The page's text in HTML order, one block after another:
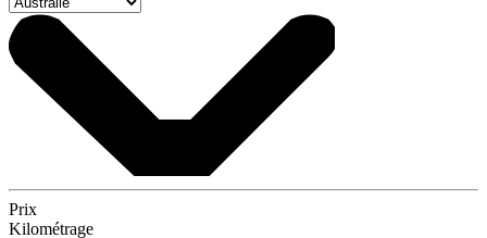
Prix
Kilométrage